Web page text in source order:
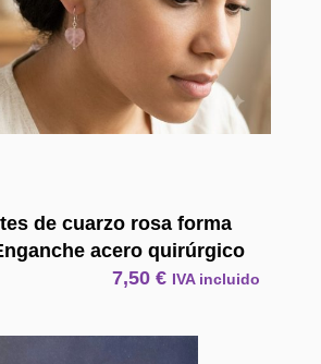
de cuarzo rosa forma
acero quirúrgico
7,50€ IVA incluido